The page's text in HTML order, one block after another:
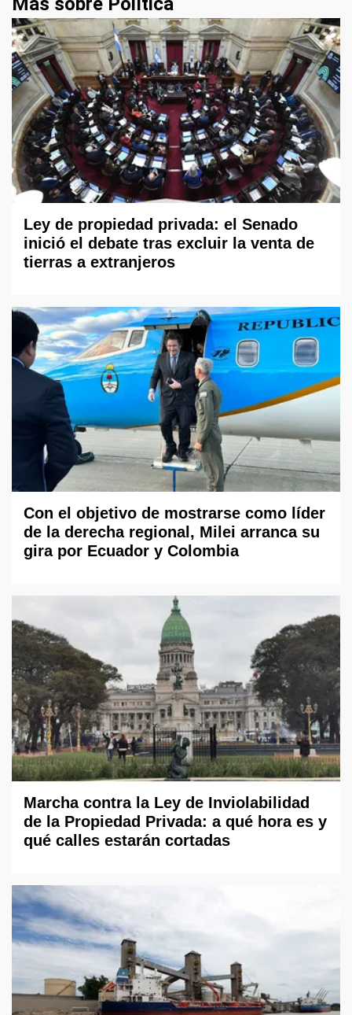
Ley de propiedad privada: el Senado
inició el debate tras excluir la venta de
tierras a extranjeros
Con el objetivo de mostrarse como líder
de la derecha regional, Milei arranca su
gira por Ecuador y Colombia
Marcha contra la Ley de Inviolabilidad
de la Propiedad Privada: a qué hora es y
qué calles estarán cortadas